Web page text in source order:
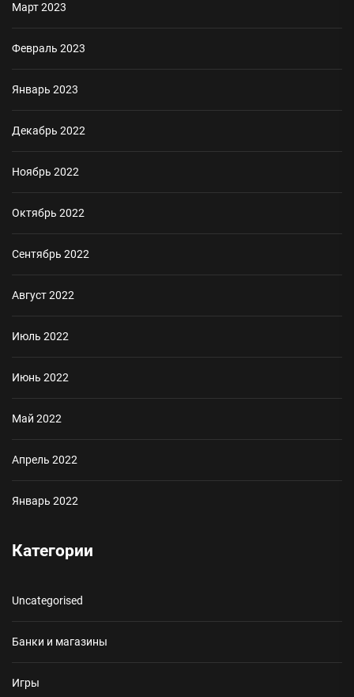
Март 2023
Февраль 2023
Январь 2023
Декабрь 2022
Ноябрь 2022
Октябрь 2022
Сентябрь 2022
Август 2022
Июль 2022
Июнь 2022
Май 2022
Апрель 2022
Январь 2022
Категории
Uncategorised
Банки и магазины
Игры